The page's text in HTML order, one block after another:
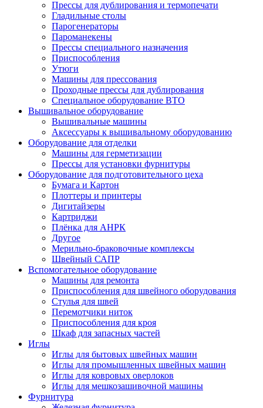
Прессы для дублирования и термопечати
Гладильные столы
Парогенераторы
Пароманекены
Прессы специального назначения
Приспособления
Утюги
Машины для прессования
Проходные прессы для дублирования
Специальное оборудование ВТО
Вышивальное оборудование
Вышивальные машины
Аксессуары к вышивальному оборудованию
Оборудование для отделки
Машины для герметизации
Прессы для установки фурнитуры
Оборудование для подготовительного цеха
Бумага и Картон
Плоттеры и принтеры
Дигитайзеры
Картриджи
Плёнка для АНРК
Другое
Мерильно-браковочные комплексы
Швейный САПР
Вспомогательное оборудование
Машины для ремонта
Приспособления для швейного оборудования
Стулья для швей
Перемотчики ниток
Приспособления для кроя
Шкаф для запасных частей
Иглы
Иглы для бытовых швейных машин
Иглы для промышленных швейных машин
Иглы для ковровых оверлоков
Иглы для мешкозашивочной машины
Фурнитура